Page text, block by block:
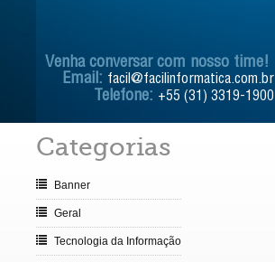
Venha conversar com nosso time!
Email: facil@facilinformatica.com.br
Telefone: +55 (31) 3319-1900
Categorias
Banner
Geral
Tecnologia da Informação